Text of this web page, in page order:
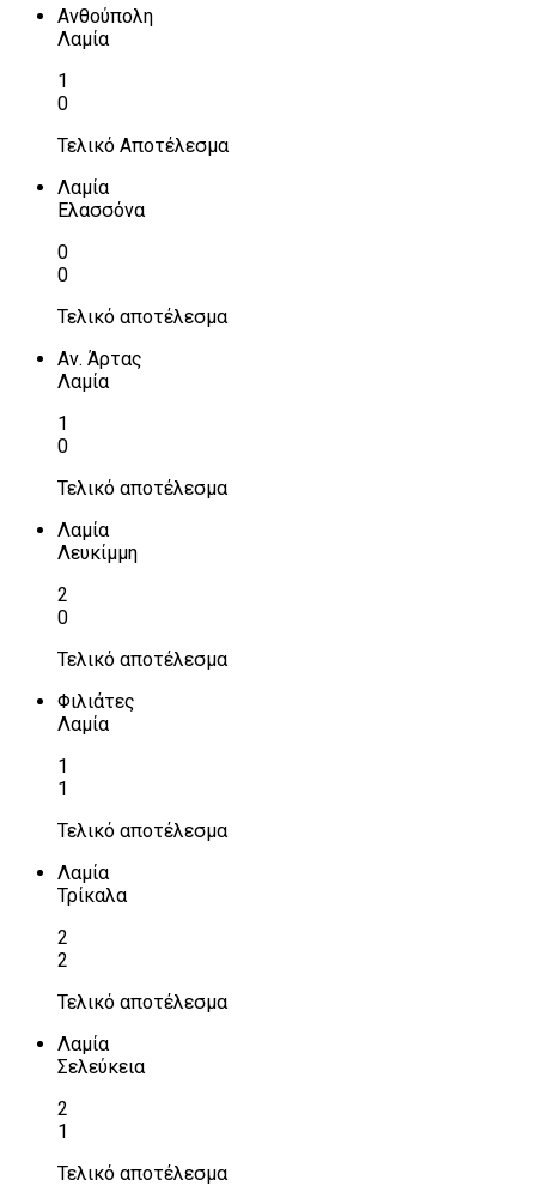
Ανθούπολη
Λαμία
1
0
Τελικό Αποτέλεσμα
Λαμία
Ελασσόνα
0
0
Τελικό αποτέλεσμα
Αν. Άρτας
Λαμία
1
0
Τελικό αποτέλεσμα
Λαμία
Λευκίμμη
2
0
Τελικό αποτέλεσμα
Φιλιάτες
Λαμία
1
1
Τελικό αποτέλεσμα
Λαμία
Τρίκαλα
2
2
Τελικό αποτέλεσμα
Λαμία
Σελεύκεια
2
1
Τελικό αποτέλεσμα